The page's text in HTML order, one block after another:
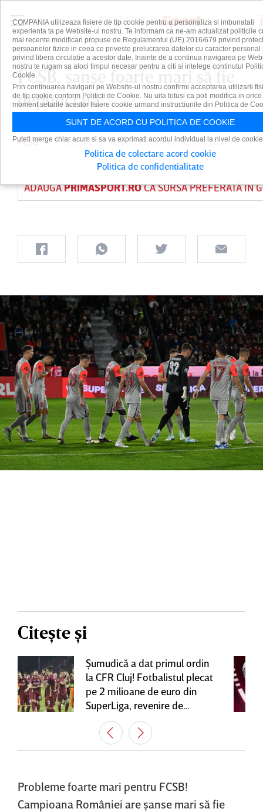
FCSB, şanse foarte mari să fie
depunctată!
FCSB PUBLICAT DETUDOR MOISAPE 19 SEP 2024
ADAUGĂPRIMASPORT.ROCA SURSĂ PREFERATĂ ÎN
Citește și
Şumudică a dat primul ordin
la CFR Cluj! Fotbalistul plecat
pe 2 milioane de euro din
SuperLiga, revenire de
senzaţie în Gruia
Probleme foarte mari pentru FCSB!
Campioana României are şanse mari să fie
COMPANIA utilizeaza fisiere de tip cookie pentru a personaliza si imbunatati
experienta ta pe Website-ul nostru. Te informam ca ne-am actualizat politicile
mai recente modificari propuse de Regulamentul (UE) 2016/679 privind
persoanelor fizice in ceea ce priveste prelucrarea datelor cu caracter personal
privind libera circulatie a acestor date. Inainte de a continua navigarea pe
nostru te rugam sa aloci timpul necesar pentru a citi si intelege continutul
Cookie.
Prin continuarea navigarii pe Website-ul nostru confirmi acceptarea utilizarii
de tip cookie conform Politicii de Cookie. Nu uita totusi ca poti modifica in orice
moment setarile acestor fisiere cookie urmand instructiunile din Politica de
SUNT DE ACORD CU POLITICA DE COOKIE
Puteti merge chiar acum si sa va exprimati acordul individual la nivel de
Politica de colectare acord cookie
Politica de confidentialitate